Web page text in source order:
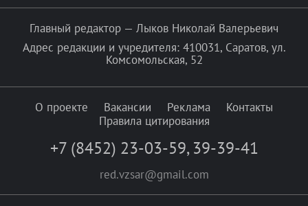
Главный редактор — Лыков Николай Валерьевич
Адрес редакции и учредителя: 410031, Саратов, ул.
Комсомольская, 52
О проекте Вакансии Реклама
Контакты
Правила цитирования
+7 (8452) 23-03-59, 39-39-41
red.vzsar@gmail.com